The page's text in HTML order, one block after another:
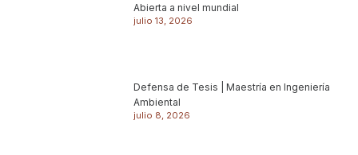
Abierta a nivel mundial
julio 13, 2026
Defensa de Tesis | Maestría en Ingeniería
Ambiental
julio 8, 2026